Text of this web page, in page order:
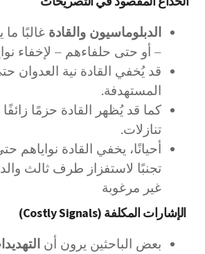
الدبلوماسيون والقادة غالبًا
– أو حتى حلفاءهم – لإخفاء
قد يُخفي القادة نية العدوان
المستهدفة.
كما قد يُظهر القادة حزمًا
تنازلات.
أحيانًا، يخفي القادة نواياهم
تجنبًا لاستفزاز طرف ثالث
غير مرغوبة
الإشارات المكلفة (Costly Signals)
بعض الباحثين يرون أن